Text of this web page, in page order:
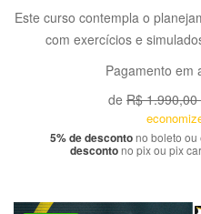
Este curso contempla o
com exercícios e
Pagamento em
de R$ 1.990,00
5% de descontono boleto ou
descontono pix ou pix